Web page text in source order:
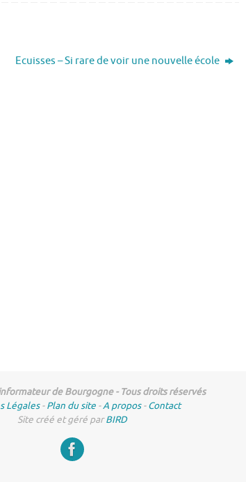
Ecuisses – Si rare de voir une nouvelle école
de Bourgogne - Tous droits réservés
Légales-Plan du site -A propos-Contact
Site créé et géré parBIRD